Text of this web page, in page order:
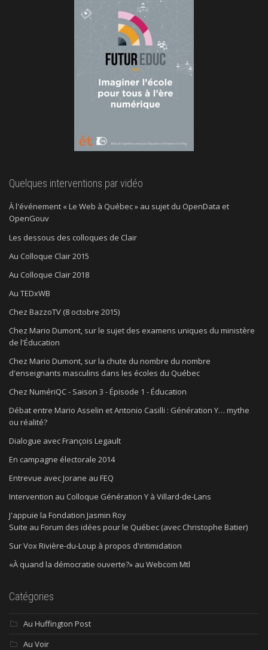
Quelques interventions par vidéo
À l'événement « Le Web à Québec » au sujet du OpenData et
OpenGouv
Les dessous des colloques de Clair
Au Colloque Clair 2015
Au Colloque Clair 2018
Au TEDxWB
Chez BazzoTV (8 octobre 2015)
Chez Mario Dumont, sur le sujet des examens uniques du ministère
de l'Éducation
Chez Mario Dumont, sur la chute du nombre du nombre
d'enseignants masculins dans les écoles du Québec
Chez NumériQC - Saison 3 - Épisode 1 - Éducation
Débat entre Mario Asselin et Antonio Casilli : Génération Y… mythe
ou réalité?
Dialogue avec François Legault
En campagne électorale 2014
Entrevue avec Jorane au FEQ
Intervention au Colloque Génération Y à Villard-de-Lans
J'appuie la Fondation Jasmin Roy
Suite au Forum des idées pour le Québec (avec Christophe Batier)
Sur Vox Rivière-du-Loup à propos d'intimidation
«À quand la démocratie ouverte?» au Webcom Mtl
Catégories
Au Huffington Post
Au Voir